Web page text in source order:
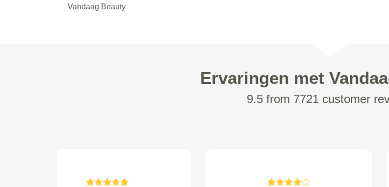
Vandaag Beauty
Ervaringen met
9.5 from 7721 customer